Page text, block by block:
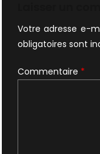
Votre adresse e-
obligatoires sont
Commentaire *